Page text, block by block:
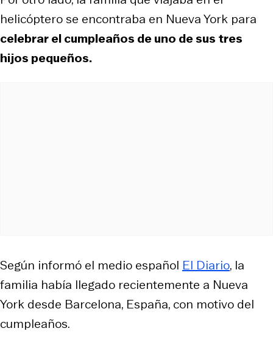
helicóptero se encontraba en Nueva York para
celebrar el cumpleaños de uno de sus tres
hijos pequeños.
Según informó el medio español El Diario, la
familia había llegado recientemente a Nueva
York desde Barcelona, España, con motivo del
cumpleaños.